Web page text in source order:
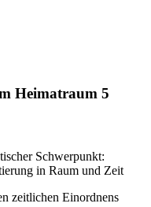
Heimatraum 5
Schwerpunkt:
in Raum und Zeit
zeitlichen Einordnens